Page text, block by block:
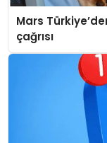
Mars
çağrısı